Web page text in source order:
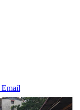
Email